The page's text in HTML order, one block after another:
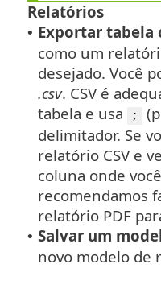
Relatórios
• Exportar tabela
como um
desejado. Você
.csv. CSV é
tabela e usa
;
delimitador. Se
relatório CSV e
coluna onde
recomendamos
relatório PDF
• Salvar um
novo modelo de